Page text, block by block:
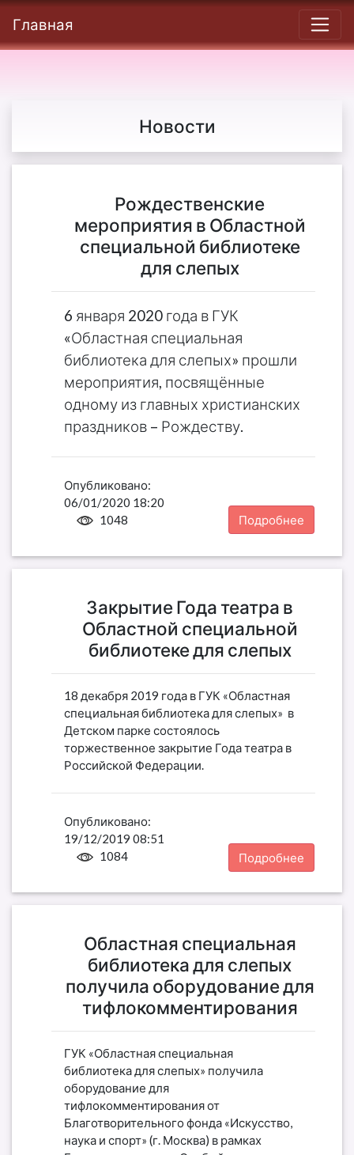
Главная
Новости
Рождественские
мероприятия в Областной
специальной библиотеке
для слепых
6 января 2020 года в ГУК
«Областная специальная
библиотека для слепых» прошли
мероприятия, посвящённые
одному из главных христианских
праздников – Рождеству.
Опубликовано:
06/01/2020 18:20
1048
Подробнее
Закрытие Года театра в
Областной специальной
библиотеке для слепых
18 декабря 2019 года в ГУК «Областная
специальная библиотека для слепых» в
Детском парке состоялось
торжественное закрытие Года театра в
Российской Федерации.
Опубликовано:
19/12/2019 08:51
1084
Подробнее
Областная специальная
библиотека для слепых
получила оборудование для
тифлокомментирования
ГУК «Областная специальная
библиотека для слепых» получила
оборудование для
тифлокомментирования от
Благотворительного фонда «Искусство,
наука и спорт» (г. Москва) в рамках